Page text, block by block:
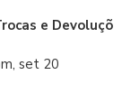
e
set 20